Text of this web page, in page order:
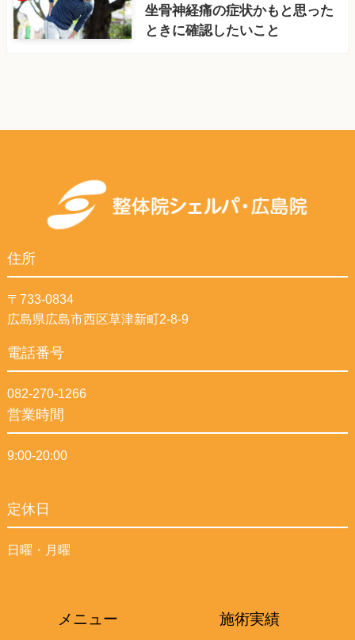
坐骨神経痛の症状かもと思った
ときに確認したいこと
住所
〒733-0834
広島県広島市西区草津新町2-8-9
電話番号
082-270-1266
営業時間
9:00-20:00
定休日
日曜・月曜
メニュー 施術実績